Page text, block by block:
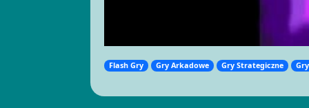
Flash Gry Gry Arkadowe Gry Strategiczne